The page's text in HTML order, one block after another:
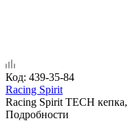
Код: 439-35-84
Racing Spirit
Racing Spirit TECH
Подробности